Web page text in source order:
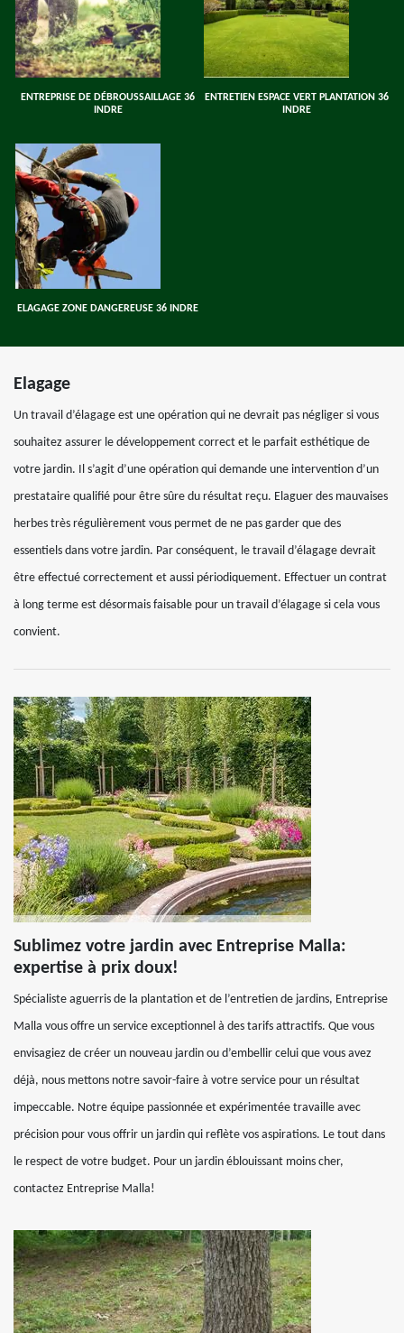
ENTREPRISE DE DÉBROUSSAILLAGE 36
INDRE
ENTRETIEN ESPACE VERT PLANTATION 36
INDRE
ELAGAGE ZONE DANGEREUSE 36 INDRE
Elagage
Un travail d’élagage est une opération qui ne devrait pas négliger si vous
souhaitez assurer le développement correct et le parfait esthétique de
votre jardin. Il s’agit d’une opération qui demande une intervention d’un
prestataire qualifié pour être sûre du résultat reçu. Elaguer des mauvaises
herbes très régulièrement vous permet de ne pas garder que des
essentiels dans votre jardin. Par conséquent, le travail d’élagage devrait
être effectué correctement et aussi périodiquement. Effectuer un contrat
à long terme est désormais faisable pour un travail d’élagage si cela vous
convient.
Sublimez votre jardin avec Entreprise Malla:
expertise à prix doux!
Spécialiste aguerris de la plantation et de l’entretien de jardins, Entreprise
Malla vous offre un service exceptionnel à des tarifs attractifs. Que vous
envisagiez de créer un nouveau jardin ou d’embellir celui que vous avez
déjà, nous mettons notre savoir-faire à votre service pour un résultat
impeccable. Notre équipe passionnée et expérimentée travaille avec
précision pour vous offrir un jardin qui reflète vos aspirations. Le tout dans
le respect de votre budget. Pour un jardin éblouissant moins cher,
contactez Entreprise Malla!